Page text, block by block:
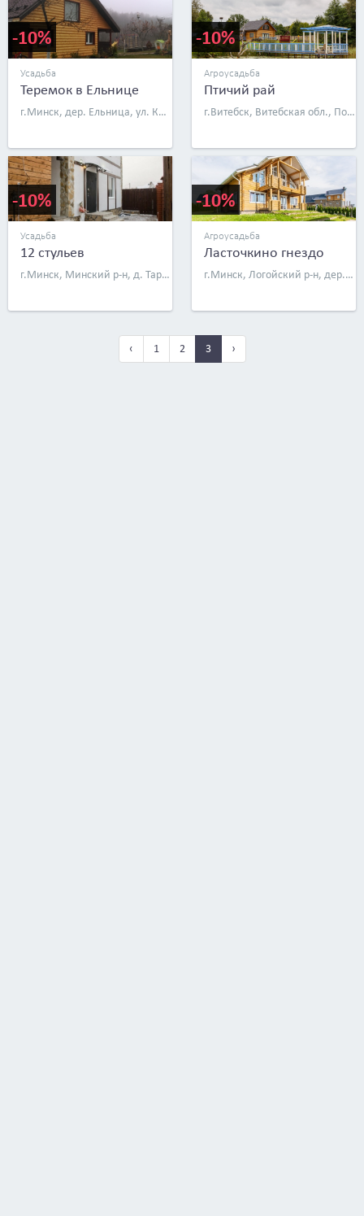
-10%
Усадьба
Теремок в Ельнице
г.Минск, дер. Ельница, ул. Китаева, д. 95
-10%
Агроусадьба
Птичий рай
г.Витебск, Витебская обл., Поставский р-н, д. Должа, ул. Центральная, д. 1а
-10%
Усадьба
12 стульев
г.Минск, Минский р-н, д. Тарасово, ул. Олимпийская, д. 5
-10%
Агроусадьба
Ласточкино гнездо
г.Минск, Логойский р-н, дер. Сухая гора, ул. Радужная, д. 4
‹ 1 2 3 ›